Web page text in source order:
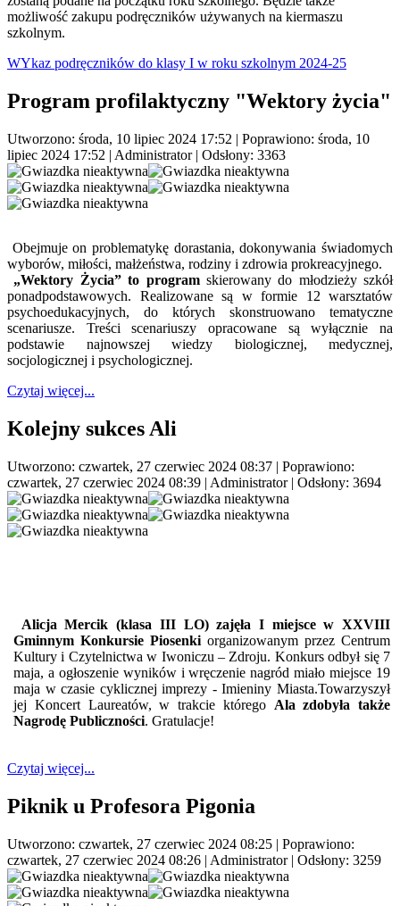
możliwość zakupu podręczników używanych na kiermaszu
szkolnym.
WYkaz podręczników do klasy I w roku szkolnym 2024-25
Program profilaktyczny "Wektory życia"
Utworzono: środa, 10 lipiec 2024 17:52 | Poprawiono: środa, 10
lipiec 2024 17:52 | Administrator| Odsłony: 3363
Obejmuje on problematykę dorastania, dokonywania świadomych
wyborów, miłości, małżeństwa, rodziny i zdrowia prokreacyjnego.
„Wektory Życia” to programskierowany do młodzieży szkół
ponadpodstawowych. Realizowane są w formie 12 warsztatów
psychoedukacyjnych, do których skonstruowano tematyczne
scenariusze. Treści scenariuszy opracowane są wyłącznie na
podstawie najnowszej wiedzy biologicznej, medycznej,
socjologicznej i psychologicznej.
Czytaj więcej...
Kolejny sukces Ali
Utworzono: czwartek, 27 czerwiec 2024 08:37 | Poprawiono:
czwartek, 27 czerwiec 2024 08:39 | Administrator| Odsłony: 3694
Alicja Mercik (klasa III LO) zajęła I miejsce w XXVIII
Gminnym Konkursie Piosenki organizowanym przez Centrum
Kultury i Czytelnictwa w Iwoniczu – Zdroju. Konkurs odbył się 7
maja, a ogłoszenie wyników i wręczenie nagród miało miejsce 19
maja w czasie cyklicznej imprezy - Imieniny Miasta.Towarzyszył
jej Koncert Laureatów, w trakcie którego Ala zdobyła także
Nagrodę Publiczności. Gratulacje!
Czytaj więcej...
Piknik u Profesora Pigonia
Utworzono: czwartek, 27 czerwiec 2024 08:25 | Poprawiono:
czwartek, 27 czerwiec 2024 08:26 | Administrator| Odsłony: 3259